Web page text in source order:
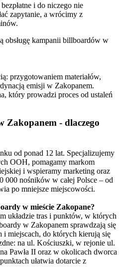
i do niczego nie
zapytanie, a wrócimy z
obsługę kampanii billboardów w
przygotowaniem materiałów,
emisji w Zakopanem.
który prowadzi proces od ustaleń
Zakopanem - dlaczego
od ponad 12 lat. Specjalizujemy
OOH, pomagamy markom
i wspieramy marketing oraz
000 nośników w całej Polsce – od
po mniejsze miejscowości.
w mieście Zakopane?
układzie tras i punktów, w których
w Zakopanem sprawdzają się
miejscach, do których kierują się
na ul. Kościuszki, w rejonie ul.
Pawła II oraz w okolicach dworca
ułatwia dotarcie z